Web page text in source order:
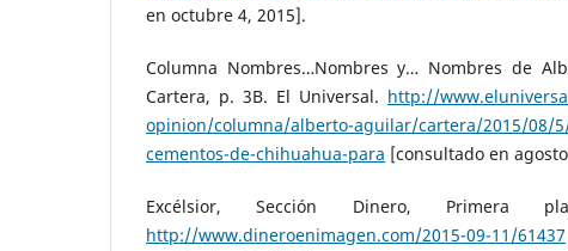
en octubre 4, 2015].
Columna Nombres…Nombres y… Nombres de
Cartera, p. 3B. El Universal. http://
opinion/columna/alberto-aguilar/cartera/2015/08/
cementos-de-chihuahua-para [consultado en
Excélsior, Sección Dinero,
http://www.dineroenimagen.com/2015-09-11/61437